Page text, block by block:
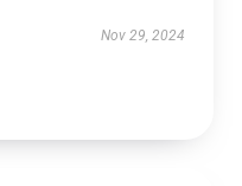
Nov 29, 2024